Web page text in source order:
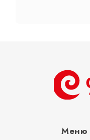
Тубы
Меню